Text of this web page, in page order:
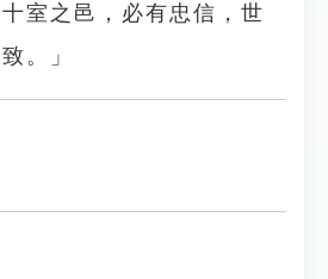
室之邑，必有忠信，世
。」